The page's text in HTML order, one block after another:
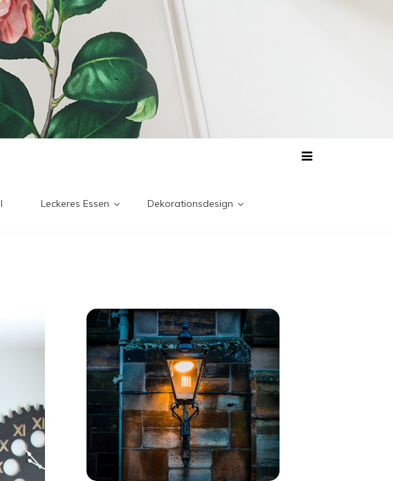
Leckeres Essen Dekorationsdesign